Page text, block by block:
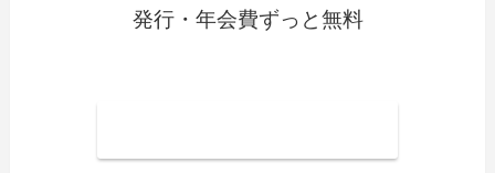
発行・年会費ずっと無料